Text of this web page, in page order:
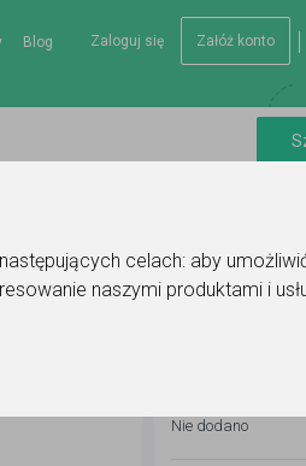
celach: aby
naszymi produktami i
Zaloguj się Załóż konto
Blog
Nie dodano